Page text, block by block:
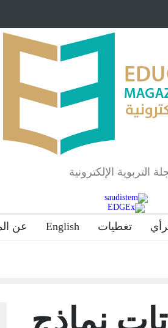
شراكة مجتمعية لمجمع تعليمي بالطائف
تعد برامج توعية الأطفال بخصوصية الجسد
التربوية الإلكترونية
تغطيات English عن
نماذج